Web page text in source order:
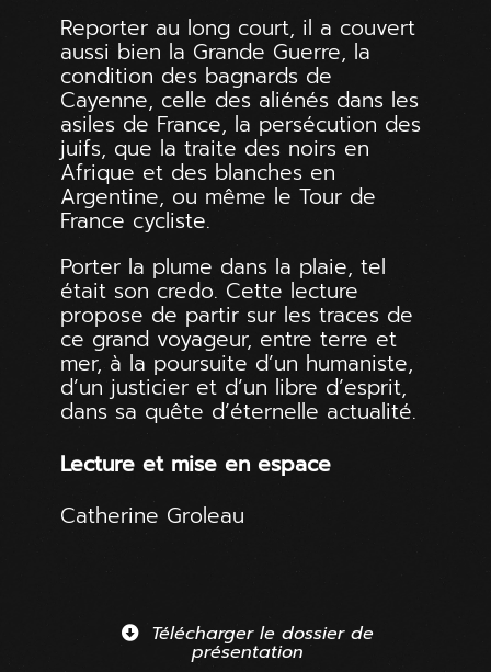
Reporter au long court, il a couvert
aussi bien la Grande Guerre, la
condition des bagnards de
Cayenne, celle des aliénés dans les
asiles de France, la persécution des
juifs, que la traite des noirs en
Afrique et des blanches en
Argentine, ou même le Tour de
France cycliste.
Porter la plume dans la plaie, tel
était son credo. Cette lecture
propose de partir sur les traces de
ce grand voyageur, entre terre et
mer, à la poursuite d’un humaniste,
d’un justicier et d’un libre d’esprit,
dans sa quête d’éternelle actualité.
Lecture et mise en espace
Catherine Groleau
Télécharger le dossier de
présentation